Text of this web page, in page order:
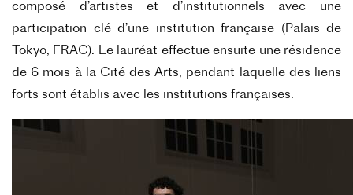
composé d’artistes et d’institutionnels avec une
participation clé d’une institution française (Palais de
Tokyo, FRAC). Le lauréat effectue ensuite une résidence
de 6 mois à la Cité des Arts, pendant laquelle des liens
forts sont établis avec les institutions françaises.